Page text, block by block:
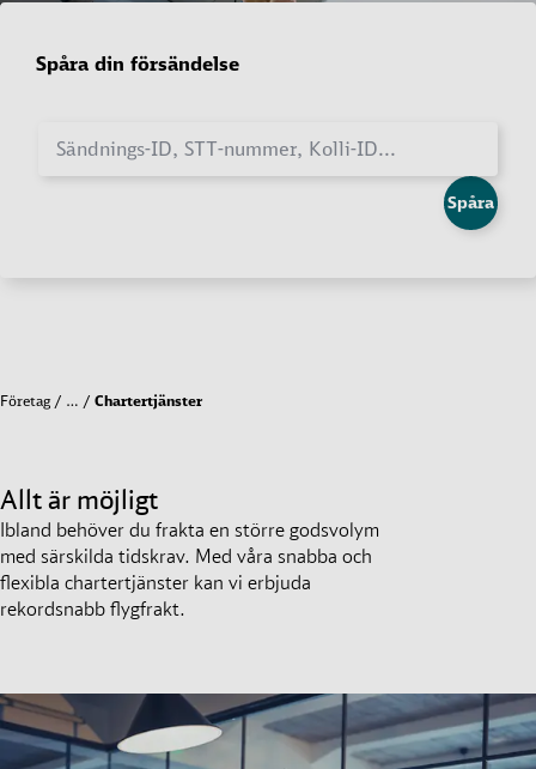
Spåra din försändelse
Sändnings-ID, STT-nummer, Kolli-ID...
Spåra
Företag … Chartertjänster
Allt är möjligt
Ibland behöver du frakta en större godsvolym
med särskilda tidskrav. Med våra snabba och
flexibla chartertjänster kan vi erbjuda
rekordsnabb flygfrakt.